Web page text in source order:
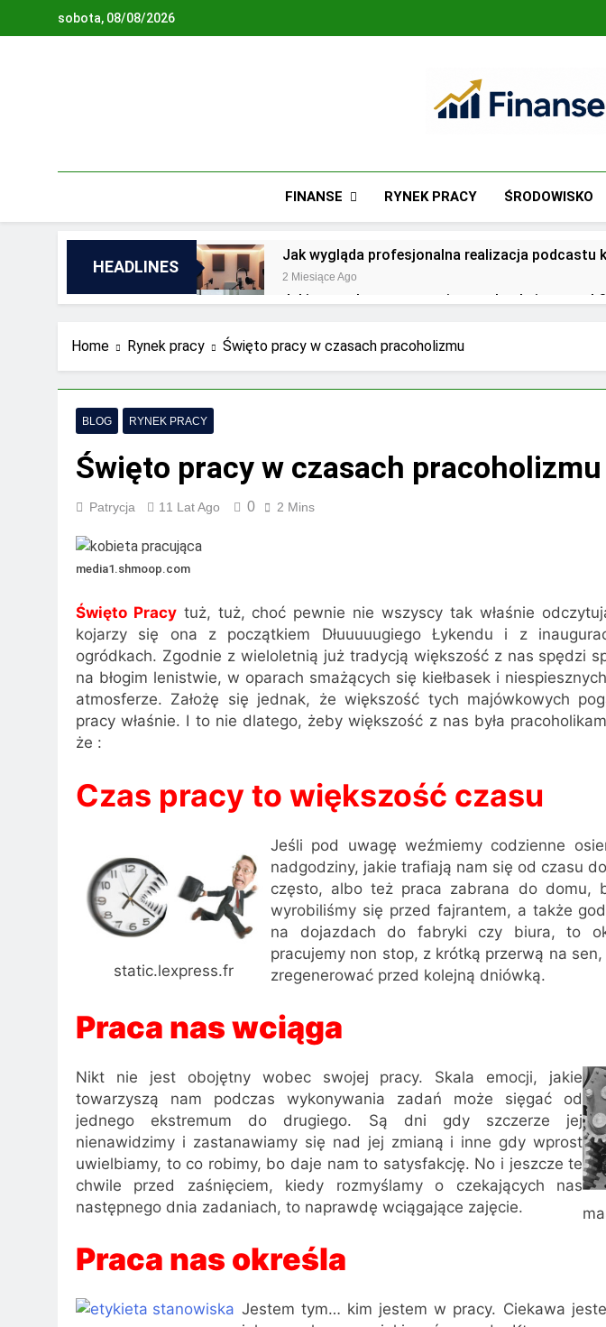
sobota, 08/08/2026
Finanse I
FINANSE RYNEK PRACY ŚRODOWISKO
HEADLINES
Jak wygląda profesjonalna realizacja podcastu
2 Miesiące Ago
Jakie są zalety outsourcingu usług księgowych?
Jakie wyzwania stoją przed biurami
Najnowsze trendy w zarządzaniu biznesem
Pomoc przy zakładaniu firmy – co warto
2 Lata Ago
Na czym polega rozliczanie podatku?
2 Lata Ago
Home Rynek pracy Święto pracy w czasach pracoholizmu
BLOG RYNEK PRACY
Święto pracy w czasach pracoholizmu
Patrycja 11 Lat Ago 0 2 Mins
media1.shmoop.com
Święto Pracytuż, tuż, choć pewnie nie wszyscy tak właśnie
kojarzy się ona z początkiem Dłuuuuugiego Łykendu i z
ogródkach. Zgodnie z wieloletnią już tradycją większość z nas spędzi
na błogim lenistwie, w oparach smażących się kiełbasek i
atmosferze. Założę się jednak, że większość tych majówkowych
pracy właśnie. I to nie dlatego, żeby większość z nas była
że :
Czas pracy to większość czasu
static.lexpress.fr
Jeśli pod uwagę weźmiemy codzienne
nadgodziny, jakie trafiają nam się od czasu
często, albo też praca zabrana do domu,
wyrobiliśmy się przed fajrantem, a także
na dojazdach do fabryki czy biura, to
pracujemy non stop, z krótką przerwą na
zregenerować przed kolejną dniówką.
Praca nas wciąga
Nikt nie jest obojętny wobec swojej pracy. Skala emocji, jakie
towarzyszą nam podczas wykonywania zadań może sięgać od
jednego ekstremum do drugiego. Są dni gdy szczerze jej
nienawidzimy i zastanawiamy się nad jej zmianą i inne gdy wprost
uwielbiamy, to co robimy, bo daje nam to satysfakcję. No i jeszcze te
chwile przed zaśnięciem, kiedy rozmyślamy o czekających nas
następnego dnia zadaniach, to naprawdę wciągające zajęcie.
Praca nas określa
Jestem tym… kim jestem w pracy. Ciekawa